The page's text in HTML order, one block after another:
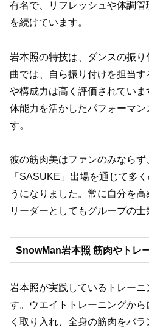
有名で、リフレッシュや体調
を続けています。
岩本照の特技は、ダンスの振
曲では、自ら振り付けを担当
や構成力は高く評価されてい
体能力を活かしたパフォーマ
す。
彼の筋肉美はファンのみならず
「SASUKE」出場を通じて多
うになりました。常に自分を
リーダーとしてもグループの士
SnowMan岩本照 筋肉やトレ
岩本照が実践しているトレーニ
す。ウエイトトレーニングか
く取り入れ、全身の筋肉をバ